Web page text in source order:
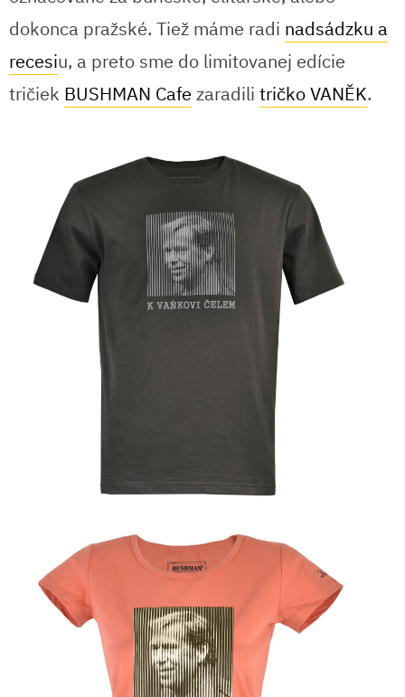
dokonca pražské. Tiež máme radi nadsádzku a
recesiu, a preto sme do limitovanej edície
tričiek BUSHMAN Cafe zaradili tričko VANĚK.